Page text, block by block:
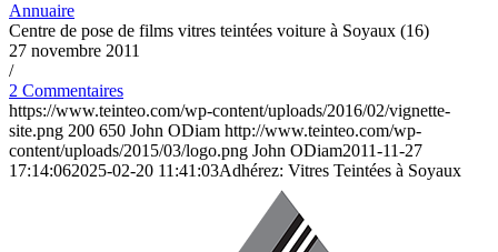
Annuaire
Centre de pose de films vitres teintées voiture à Soyaux (16)
27 novembre 2011
/
2 Commentaires
https://www.teinteo.com/wp-content/uploads/2016/02/vignette-
site.png 200 650 John ODiam http://www.teinteo.com/wp-
content/uploads/2015/03/logo.png John ODiam2011-11-27
17:14:062025-02-20 11:41:03Adhérez: Vitres Teintées à Soyaux